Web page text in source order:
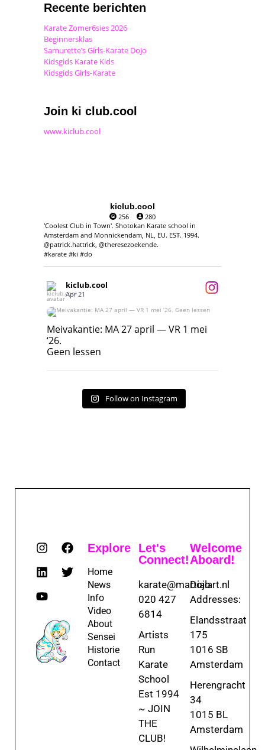
Recente berichten
Karate Zomer6sies 2026
Beginnersklas
Samurette’s Girls-Karate Dojo
Kidsgids Karate Kids
Kidsgids Girls-Karate
Join ki club.cool
www.kiclub.cool
kiclub.cool
256
280
'Coolest Club in Town'. Shotokan Karate school in
Amsterdam and Monnickendam, NL, EU. EST. 1994.
@patrick.hattrick, @theresezoekende.
#karate #ki #do
kiclub.cool
Apr 21
Meivakantie: MA 27 april — VR 1 mei ‘26.
Geen lessen
Meivakantie: MA 27 april — VR 1 mei
‘26.
Geen lessen
Follow on Instagram
Explore
Home
News
Info
Video
About
Sensei
Historie
Contact
Let's
Connect!
karate@martialart.nl
020 427
6814
Artists
Run
Karate
School
Est 1994
~ JOIN
THE
CLUB!
Welcome
Aboard!
Dojo
Addresses:
Elandsstraat
175
1016 SB
Amsterdam
Herengracht
34
1015 BL
Amsterdam